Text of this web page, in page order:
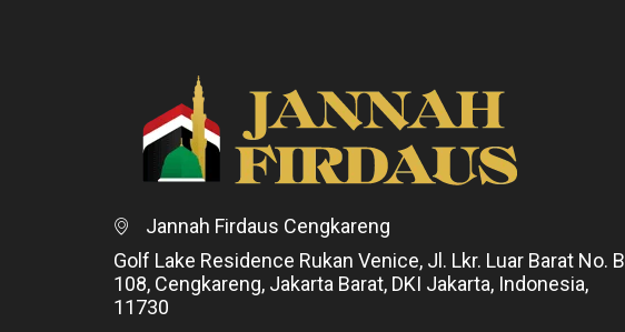
Jannah Firdaus Cengkareng
Golf Lake Residence Rukan Venice, Jl. Lkr. Luar Barat No. B
108, Cengkareng, Jakarta Barat, DKI Jakarta, Indonesia,
11730